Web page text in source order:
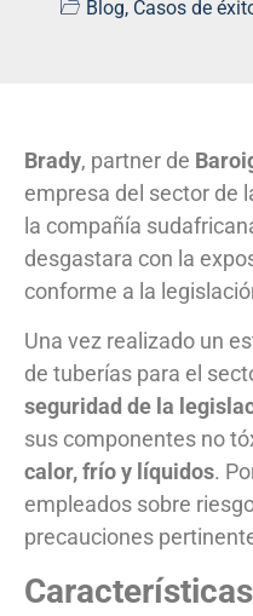
Blog, Casos de
Brady, partner de
empresa del sector de
la compañía
desgastara con la
conforme a la
Una vez realizado un
de tuberías para el
seguridad de la
sus componentes no
calor, frío y líquidos.
empleados sobre
precauciones